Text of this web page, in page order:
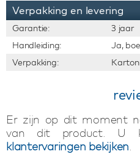
Verpakking en levering
Garantie:
3 jaar
Handleiding:
Ja,
Verpakking:
Er zijn op dit moment
van dit product. U
klantervaringen bekijken.